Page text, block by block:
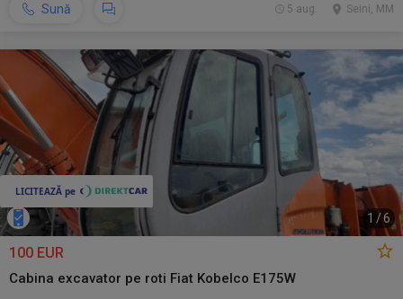
Sună Seini, MM
5 aug.
1 /6
100 EUR
Cabina excavator pe roti Fiat Kobelco E175W